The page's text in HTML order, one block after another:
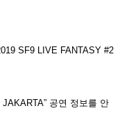
SF9 LIVE FANTASY #2
공연 정보를 안